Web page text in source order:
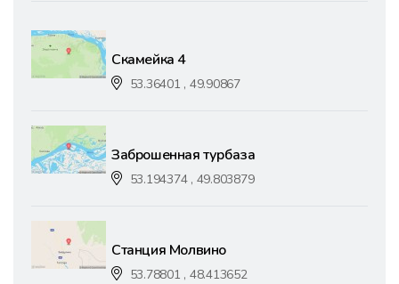
Скамейка 4
53.36401 , 49.90867
Заброшенная турбаза
53.194374 , 49.803879
Станция Молвино
53.78801 , 48.413652